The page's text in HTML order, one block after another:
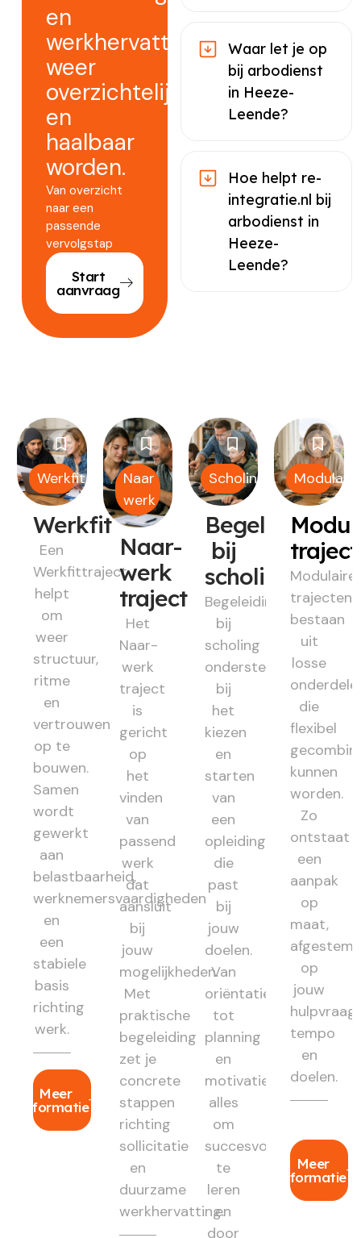
en
werkhervatting
weer
overzichtelijk
en
haalbaar
worden.
Van overzicht
naar een
passende
vervolgstap
Start
aanvraag
Waar let je op
bij arbodienst
in Heeze-
Leende?
Hoe helpt re-
integratie.nl bij
arbodienst in
Heeze-
Leende?
Werkfit
Werkfit
Een
Werkfittraject
helpt
om
weer
structuur,
ritme
en
vertrouwen
op te
bouwen.
Samen
wordt
gewerkt
aan
belastbaarheid,
werknemersvaardigheden
en
een
stabiele
basis
richting
werk.
Meer
informatie
Naar
werk
Naar-
werk
traject
Het
Naar-
werk
traject
is
gericht
op
het
vinden
van
passend
werk
dat
aansluit
bij
jouw
mogelijkheden.
Met
praktische
begeleiding
zet je
concrete
stappen
richting
sollicitatie
en
duurzame
werkhervatting.
Scholing
Begeleiding
bij
scholing
Begeleiding
bij
scholing
ondersteunt
bij
het
kiezen
en
starten
van
een
opleiding
die
past
bij
jouw
doelen.
Van
oriëntatie
tot
planning
en
motivatie:
alles
om
succesvol
te
leren
en
door
Modulair
Modulaire
trajecten
bestaan
uit
losse
die
flexibel
kunnen
worden.
Zo
ontstaat
een
aanpak
op
maat,
op
jouw
hulpvraag,
tempo
en
doelen.
Meer
informatie